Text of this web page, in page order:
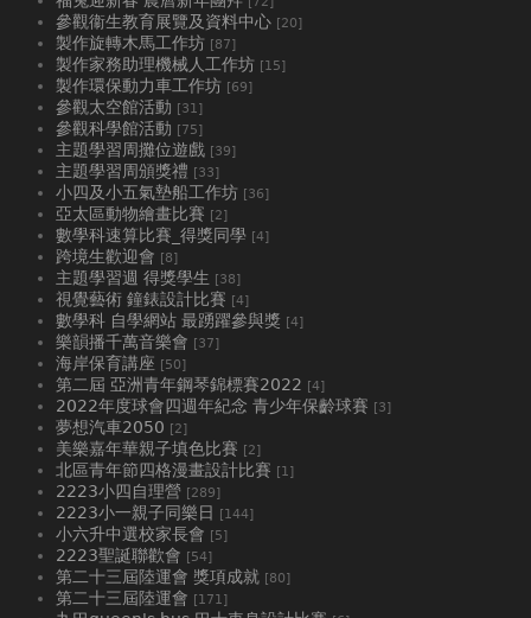
參觀衞生教育展覽及資料中心 [20]
製作旋轉木馬工作坊 [87]
製作家務助理機械人工作坊 [15]
製作環保動力車工作坊 [69]
參觀太空館活動 [31]
參觀科學館活動 [75]
主題學習周攤位遊戲 [39]
主題學習周頒獎禮 [33]
小四及小五氣墊船工作坊 [36]
亞太區動物繪畫比賽 [2]
數學科速算比賽_得獎同學 [4]
跨境生歡迎會 [8]
主題學習週 得獎學生 [38]
視覺藝術 鐘錶設計比賽 [4]
數學科 自學網站 最踴躍參與獎 [4]
樂韻播千萬音樂會 [37]
海岸保育講座 [50]
第二屆 亞洲青年鋼琴錦標賽2022 [4]
2022年度球會四週年紀念 青少年保齡球賽 [3]
夢想汽車2050 [2]
美樂嘉年華親子填色比賽 [2]
北區青年節四格漫畫設計比賽 [1]
2223小四自理營 [289]
2223小一親子同樂日 [144]
小六升中選校家長會 [5]
2223聖誕聯歡會 [54]
第二十三屆陸運會 獎項成就 [80]
第二十三屆陸運會 [171]